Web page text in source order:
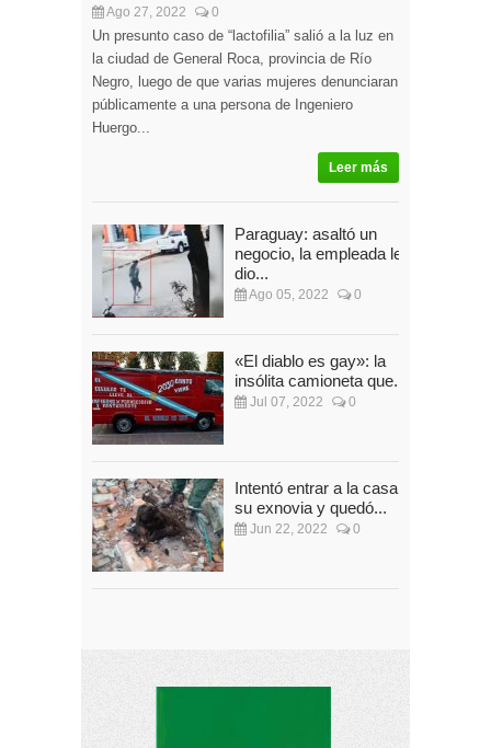
Ago 27, 2022 0
Un presunto caso de “lactofilia” salió a la luz en
la ciudad de General Roca, provincia de Río
Negro, luego de que varias mujeres denunciaran
públicamente a una persona de Ingeniero
Huergo...
Leer más
Paraguay: asaltó un
negocio, la empleada le
dio...
Ago 05, 2022 0
«El diablo es gay»: la
insólita camioneta que...
Jul 07, 2022 0
Intentó entrar a la casa de
su exnovia y quedó...
Jun 22, 2022 0